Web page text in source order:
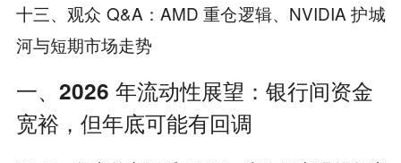
十三、观众 Q&A：AMD 重仓逻辑、NVIDIA 护城
河与短期市场走势
一、2026 年流动性展望：银行间资金
宽裕，但年底可能有回调